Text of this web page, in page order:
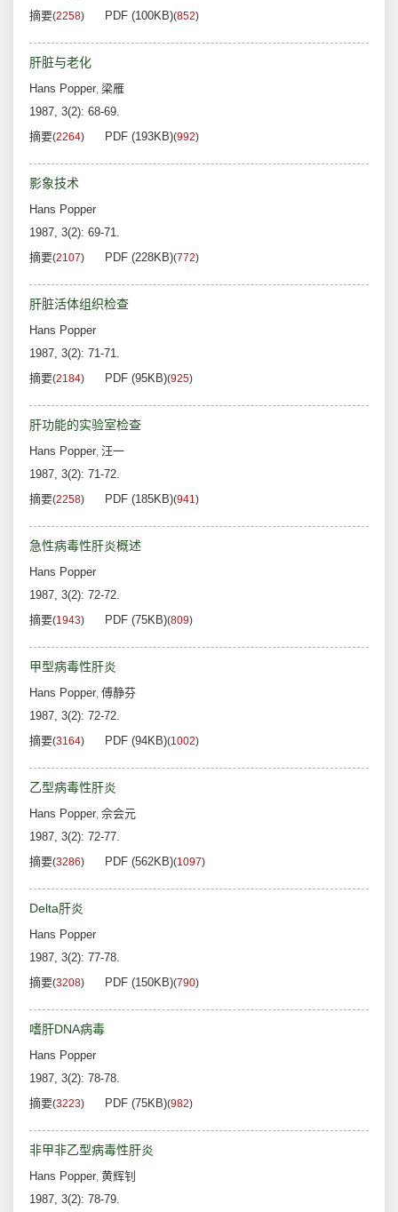
摘要(2258) PDF (100KB)(852)
肝脏与老化
Hans Popper, 梁雁
1987, 3(2): 68-69.
摘要(2264) PDF (193KB)(992)
影象技术
Hans Popper
1987, 3(2): 69-71.
摘要(2107) PDF (228KB)(772)
肝脏活体组织检查
Hans Popper
1987, 3(2): 71-71.
摘要(2184) PDF (95KB)(925)
肝功能的实验室检查
Hans Popper, 汪一
1987, 3(2): 71-72.
摘要(2258) PDF (185KB)(941)
急性病毒性肝炎概述
Hans Popper
1987, 3(2): 72-72.
摘要(1943) PDF (75KB)(809)
甲型病毒性肝炎
Hans Popper, 傅静芬
1987, 3(2): 72-72.
摘要(3164) PDF (94KB)(1002)
乙型病毒性肝炎
Hans Popper, 佘会元
1987, 3(2): 72-77.
摘要(3286) PDF (562KB)(1097)
Delta肝炎
Hans Popper
1987, 3(2): 77-78.
摘要(3208) PDF (150KB)(790)
嗜肝DNA病毒
Hans Popper
1987, 3(2): 78-78.
摘要(3223) PDF (75KB)(982)
非甲非乙型病毒性肝炎
Hans Popper, 黄辉钊
1987, 3(2): 78-79.